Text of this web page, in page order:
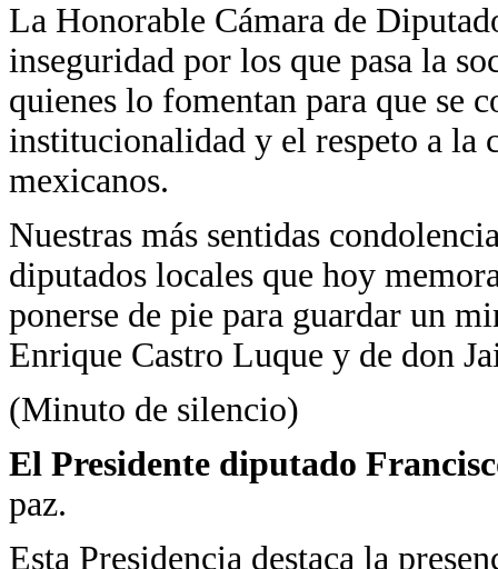
La Honorable Cámara de
inseguridad por los que pasa la
quienes lo fomentan para que se
institucionalidad y el respeto a la
mexicanos.
Nuestras más sentidas
diputados locales que hoy
ponerse de pie para guardar un
Enrique Castro Luque y de don
(Minuto de silencio)
El Presidente diputado
paz.
Esta Presidencia destaca la